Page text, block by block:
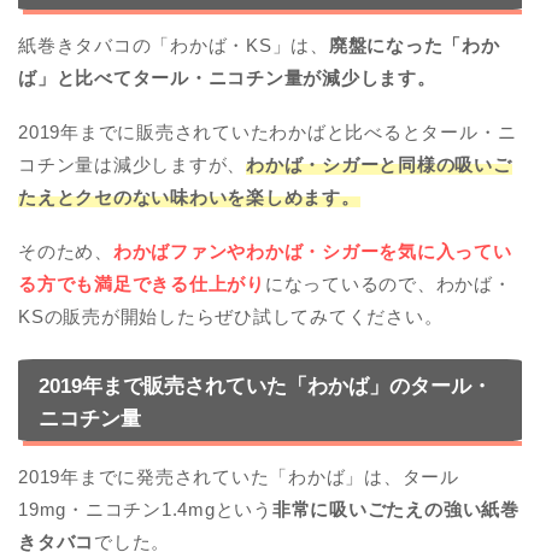
紙巻きタバコの「わかば・KS」は、 廃盤になった「わか
ば」と比べてタール・ニコチン量が減少します。
2019年までに販売されていたわかばと比べるとタール・ニ
コチン量は減少しますが、わかば・シガーと同様の吸いご
たえとクセのない味わいを楽しめます。
そのため、 わかばファンやわかば・シガーを気に入ってい
る方でも満足できる仕上がり になっているので、わかば・
KSの販売が開始したらぜひ試してみてください。
2019年まで販売されていた「わかば」のタール・
ニコチン量
2019年までに発売されていた「わかば」は、タール
19mg・ニコチン1.4mgという 非常に吸いごたえの強い紙巻
きタバコ でした。